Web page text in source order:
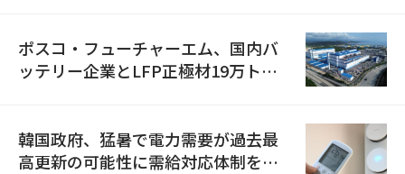
ポスコ・フューチャーエム、国内バ
ッテリー企業とLFP正極材19万トン
韓国政府、猛暑で電力需要が過去最
高更新の可能性に需給対応体制を点